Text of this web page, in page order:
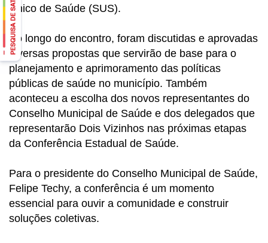
Único de Saúde (SUS).
Ao longo do encontro, foram discutidas e aprovadas
diversas propostas que servirão de base para o
planejamento e aprimoramento das políticas
públicas de saúde no município. Também
aconteceu a escolha dos novos representantes do
Conselho Municipal de Saúde e dos delegados que
representarão Dois Vizinhos nas próximas etapas
da Conferência Estadual de Saúde.
Para o presidente do Conselho Municipal de Saúde,
Felipe Techy, a conferência é um momento
essencial para ouvir a comunidade e construir
soluções coletivas.